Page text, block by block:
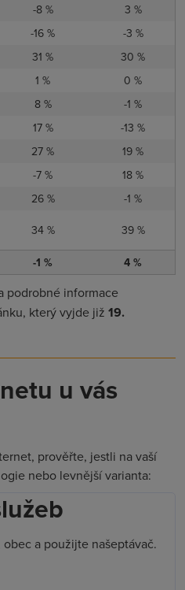
-8 %
3 %
-16 %
-3 %
31 %
30 %
1 %
0 %
8 %
-1 %
17 %
-13 %
27 %
19 %
-7 %
18 %
26 %
-1 %
34 % 39 %
-1 % 4 %
podrobné informace
který vyjde již 19.
u vás
prověřte, jestli na vaší
nebo levnější varianta:
a použijte našeptávač.